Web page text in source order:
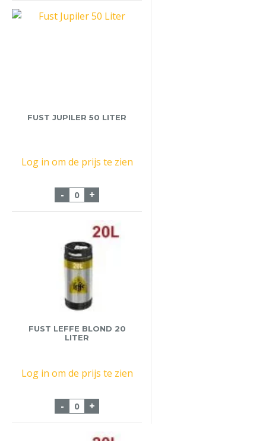
FUST JUPILER 50 LITER
Log in om de prijs te zien
- Fust Jupiler 50 Liter aantal
+
FUST LEFFE BLOND 20
LITER
Log in om de prijs te zien
- Fust Leffe Blond 20 liter aantal
+